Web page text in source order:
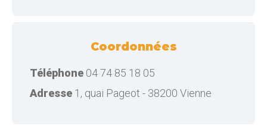
Coordonnées
Téléphone 04 74 85 18 05
Adresse 1, quai Pageot - 38200 Vienne